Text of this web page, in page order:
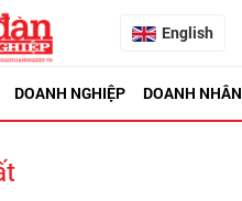
English
DOANH NGHIỆP DOANH NHÂN